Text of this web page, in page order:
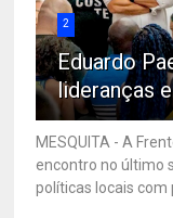
2
Eduardo
lideranças
MESQUITA - A
encontro no último
políticas locais com